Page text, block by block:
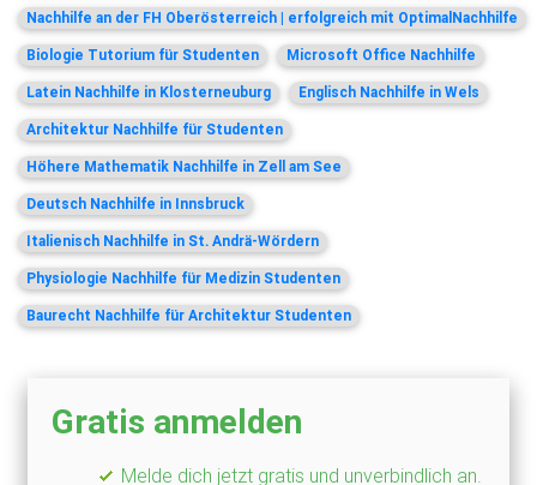
Nachhilfe an der FH Oberösterreich | erfolgreich mit OptimalNachhilfe
Biologie Tutorium für Studenten Microsoft Office Nachhilfe
Latein Nachhilfe in Klosterneuburg Englisch Nachhilfe in Wels
Architektur Nachhilfe für Studenten
Höhere Mathematik Nachhilfe in Zell am See
Deutsch Nachhilfe in Innsbruck
Italienisch Nachhilfe in St. Andrä-Wördern
Physiologie Nachhilfe für Medizin Studenten
Baurecht Nachhilfe für Architektur Studenten
Gratis anmelden
Melde dich jetzt gratis und unverbindlich an.